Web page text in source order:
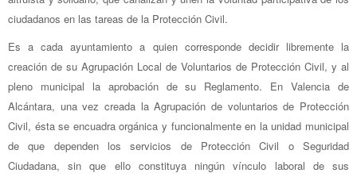
ciudadanos en las tareas de la Protección Civil.
Es a cada ayuntamiento a quien corresponde decidir libremente la
creación de su Agrupación Local de Voluntarios de Protección Civil, y al
pleno municipal la aprobación de su Reglamento. En Valencia de
Alcántara, una vez creada la Agrupación de voluntarios de Protección
Civil, ésta se encuadra orgánica y funcionalmente en la unidad municipal
de que dependen los servicios de Protección Civil o Seguridad
Ciudadana, sin que ello constituya ningún vínculo laboral de sus